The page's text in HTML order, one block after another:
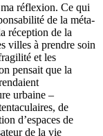
ma réflexion. Ce qui
de la méta-
réception de la
villes à prendre soin
et les
pensait que la
urbaine –
de
d’espaces de
de la vie